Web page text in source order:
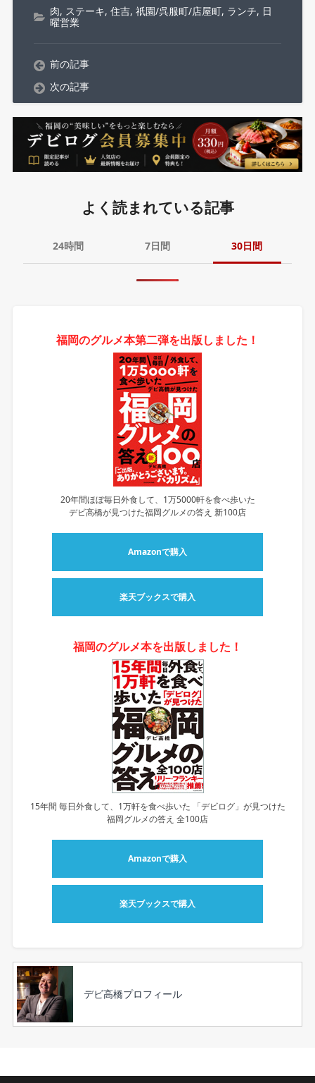
肉, ステーキ, 住吉, 祇園/呉服町/店屋町, ランチ, 日
曜営業
前の記事
次の記事
よく読まれている記事
24時間 7日間 30日間
福岡のグルメ本第二弾を出版しました！
20年間ほぼ毎日外食して、1万5000軒を食べ歩いた
デビ高橋が見つけた福岡グルメの答え 新100店
Amazonで購入
楽天ブックスで購入
福岡のグルメ本を出版しました！
15年間 毎日外食して、1万軒を食べ歩いた 「デビログ」が見つけた
福岡グルメの答え 全100店
Amazonで購入
楽天ブックスで購入
デビ高橋プロフィール